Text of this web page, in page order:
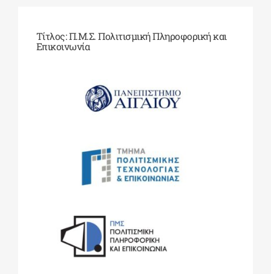
ΔΙΔΑΚΤΟΡΙΚΑ
Τίτλος: Π.Μ.Σ. Πολιτισμική Πληροφορική και
Επικοινωνία